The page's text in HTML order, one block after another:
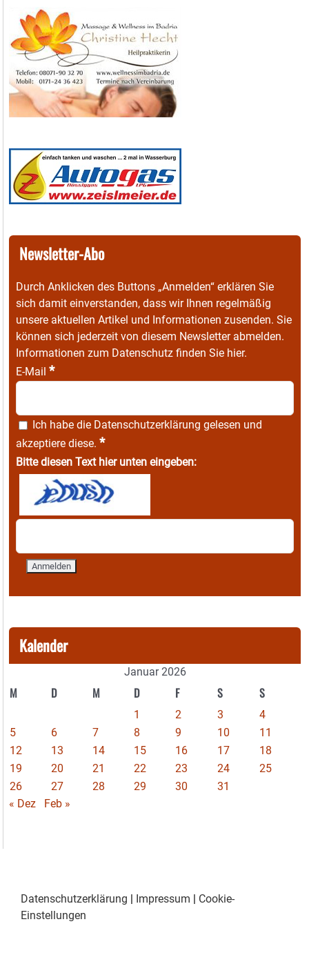
Newsletter-Abo
Durch Anklicken des Buttons „Anmelden“ erklären Sie
sich damit einverstanden, dass wir Ihnen regelmäßig
unsere aktuellen Artikel und Informationen zusenden. Sie
können sich jederzeit von diesem Newsletter abmelden.
Informationen zum Datenschutz finden Sie hier.
E-Mail *
Ich habe die Datenschutzerklärung gelesen und
akzeptiere diese. *
Bitte diesen Text hier unten eingeben:
Kalender
Januar 2026
M D M D F S S
1 2 3
4
5
6 7 8 9 10
11
12
13 14 15 16 17
18
19
20 21 22 23 24
25
26
27 28 29 30
31
« Dez
Feb »
Datenschutzerklärung | Impressum | Cookie-
Einstellungen